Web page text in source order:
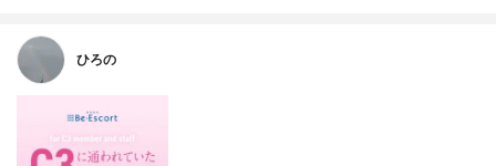
ひろの